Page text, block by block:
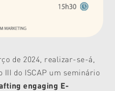
de 2024, realizar-se-á,
III do ISCAP um seminário
engaging E-